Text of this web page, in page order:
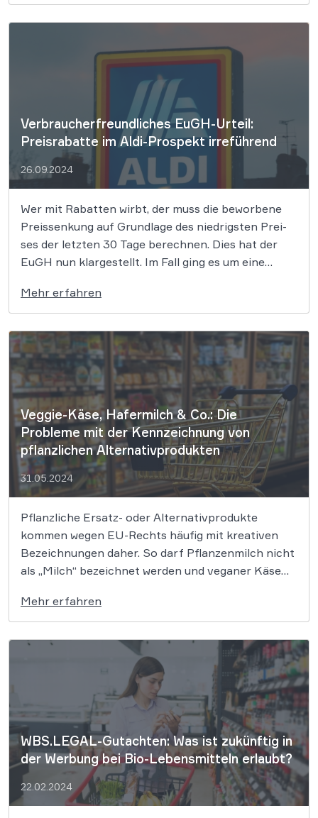
Europäische Gerichtshof (EuGH) im Rechtsstreit
über ein […]
Verbraucherfreundliches EuGH-Urteil:
Preisrabatte im Aldi-Prospekt irreführend
26.09.2024
Wer mit Ra­bat­ten wirbt, der muss die be­wor­be­ne
Preis­sen­kung auf Grund­la­ge des nied­rigs­ten Prei­
ses der letz­ten 30 Tage be­rech­nen. Dies hat der
EuGH nun klargestellt. Im Fall ging es um eine
Discounters Aldi. Preisreduzierungen und
Rabattaktionen sind heutzutage allgegenwärtig,
und es gibt fast immer irgendwo einen […]
Mehr erfahren
Veggie-Käse, Hafermilch & Co.: Die
Probleme mit der Kennzeichnung von
pflanzlichen Alternativprodukten
31.05.2024
Pflanzliche Ersatz- oder Alternativprodukte
kommen wegen EU-Rechts häufig mit kreativen
Bezeichnungen daher. So darf Pflanzenmilch nicht
als „Milch“ bezeichnet werden und veganer Käse
hingesehen werden, ob Produktbezeichnungen
tatsächlich gegen EU-Recht verstoßen. Vegane
und vegetarische Alternativen in der täglichen
Ernährung finden immer mehr Anklang […]
Mehr erfahren
WBS.LEGAL-Gutachten: Was ist zukünftig in
der Werbung bei Bio-Lebensmitteln erlaubt?
22.02.2024